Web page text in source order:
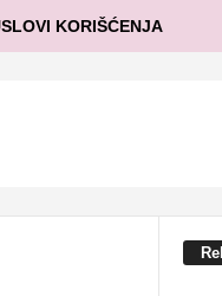
KORIŠĆENJA